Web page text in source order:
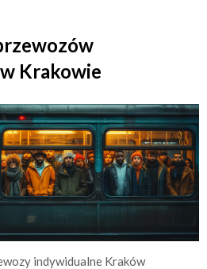
Krakowie
indywidualne Kraków